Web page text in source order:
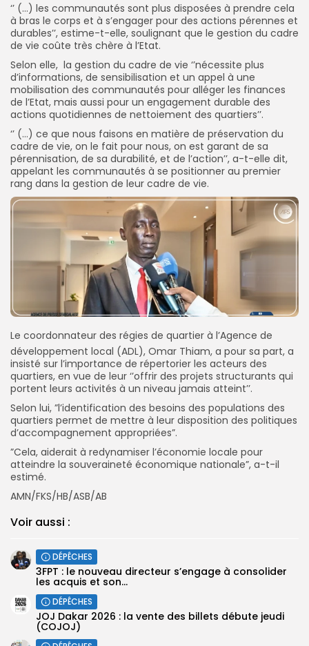
‘’ (…) les communautés sont plus disposées à prendre cela
à bras le corps et à s’engager pour des actions pérennes et
durables’’, estime-t-elle, soulignant que le gestion du cadre
de vie coûte très chère à l’Etat.
Selon elle, la gestion du cadre de vie ‘’nécessite plus
d’informations, de sensibilisation et un appel à une
mobilisation des communautés pour alléger les finances
de l’Etat, mais aussi pour un engagement durable des
actions quotidiennes de nettoiement des quartiers’’.
‘’ (…) ce que nous faisons en matière de préservation du
cadre de vie, on le fait pour nous, on est garant de sa
pérennisation, de sa durabilité, et de l’action’’, a-t-elle dit,
appelant les communautés à se positionner au premier
rang dans la gestion de leur cadre de vie.
Le coordonnateur des régies de quartier à l’Agence de
développement local (ADL), Omar Thiam, a pour sa part, a
insisté sur l’importance de répertorier les acteurs des
quartiers, en vue de leur ‘’offrir des projets structurants qui
portent leurs activités à un niveau jamais atteint’’.
Selon lui, ”l’identification des besoins des populations des
quartiers permet de mettre à leur disposition des politiques
d’accompagnement appropriées”.
”Cela, aiderait à redynamiser l’économie locale pour
atteindre la souveraineté économique nationale”, a-t-il
estimé.
AMN/FKS/HB/ASB/AB
Voir aussi :
DÉPÊCHES
3FPT : le nouveau directeur s’engage à consolider
les acquis et son...
DÉPÊCHES
JOJ Dakar 2026 : la vente des billets débute jeudi
(COJOJ) ‎